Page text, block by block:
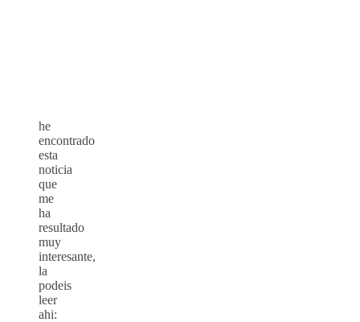
he
encontrado
esta
noticia
que
me
ha
resultado
muy
interesante,
la
podeis
leer
ahi: